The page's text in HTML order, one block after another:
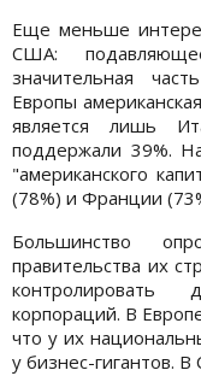
Еще меньше
США:
значительная
Европы
является лишь
поддержали 39%.
"американского
(78%) и Франции
Большинство
правительства их
контролировать
корпораций. В
что у их
у бизнес-гигантов.